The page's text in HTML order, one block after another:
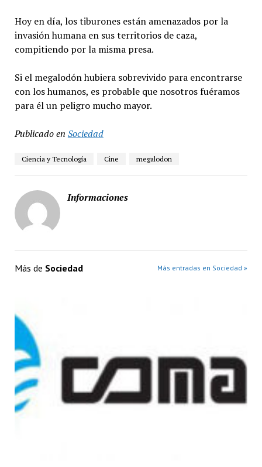
Hoy en día, los tiburones están amenazados por la
invasión humana en sus territorios de caza,
compitiendo por la misma presa.
Si el megalodón hubiera sobrevivido para encontrarse
con los humanos, es probable que nosotros fuéramos
para él un peligro mucho mayor.
Publicado en Sociedad
Ciencia y Tecnología Cine megalodon
Informaciones
Más de Sociedad Más entradas en Sociedad »